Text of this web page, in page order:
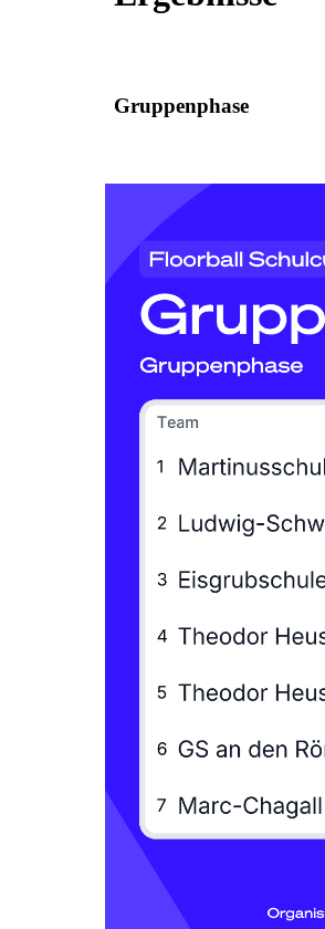
Gruppenphase